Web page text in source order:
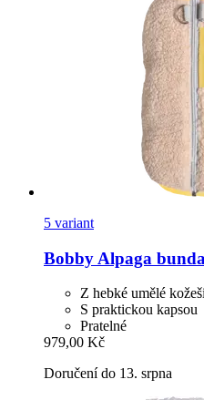
5 variant
Bobby Alpaga
Z hebké umělé
S praktickou kapsou
Pratelné
979,00 Kč
Doručení do 13. srpna